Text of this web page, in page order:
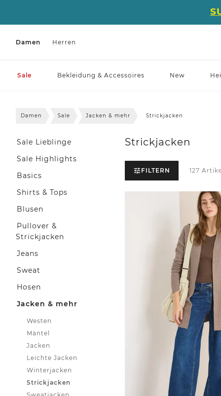
Damen Herren
Sale Bekleidung & Accessoires New
Damen Sale Jacken & mehr Strickjacken
Sale Lieblinge
Sale Highlights
Basics
Shirts & Tops
Blusen
Pullover &
Strickjacken
Jeans
Sweat
Hosen
Jacken & mehr
Westen
Mäntel
Jacken
Leichte Jacken
Winterjacken
Strickjacken
Strickjacken
FILTERN 127